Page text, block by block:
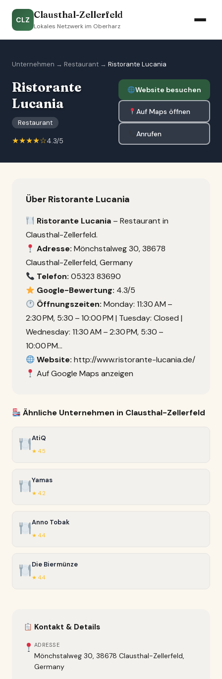
CLZ Clausthal-Zellerfeld
Lokales Netzwerk im Oberharz
Unternehmen → Restaurant → Ristorante Lucania
Ristorante
Lucania
Restaurant
★★★★☆4.3/5
Website besuchen
Auf Maps öffnen
Anrufen
Über Ristorante Lucania
Ristorante Lucania – Restaurant in
Clausthal-Zellerfeld.
Adresse: Mönchstalweg 30, 38678
Clausthal-Zellerfeld, Germany
Telefon: 05323 83690
Google-Bewertung: 4.3/5
Öffnungszeiten: Monday: 11:30 AM –
2:30 PM, 5:30 – 10:00 PM | Tuesday: Closed |
Wednesday: 11:30 AM – 2:30 PM, 5:30 –
10:00 PM…
Website: http://www.ristorante-lucania.de/
Auf Google Maps anzeigen
Ähnliche Unternehmen in Clausthal-Zellerfeld
AtiQ
★ 4.5
Yamas
★ 4.2
Anno Tobak
★ 4.4
Die Biermünze
★ 4.4
Kontakt & Details
ADRESSE
Mönchstalweg 30, 38678 Clausthal-Zellerfeld,
Germany